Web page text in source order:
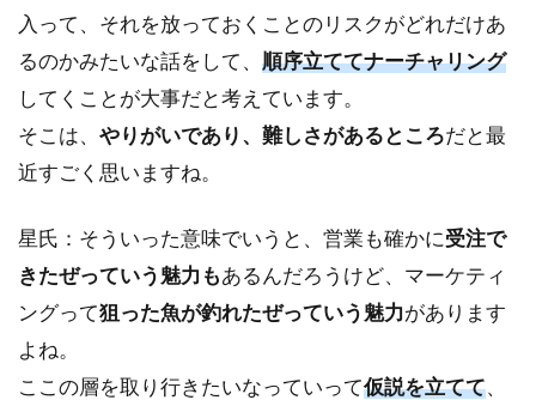
入って、それを放っておくことのリスクがどれだけあ
るのかみたいな話をして、 順序立ててナーチャリング
してくことが大事だと考えています。
そこは、 やりがいであり、難しさがあるところだと最
近すごく思いますね。
星氏：そういった意味でいうと、営業も確かに受注で
きたぜっていう魅力もあるんだろうけど、マーケティ
ングって狙った魚が釣れたぜっていう魅力があります
よね。
ここの層を取り行きたいなっていって仮説を立てて、